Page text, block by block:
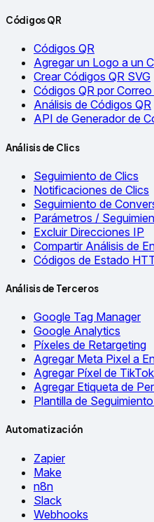
Códigos QR
Códigos QR
Agregar un Logo a un
Crear Códigos QR SVG
Códigos QR por
Análisis de Códigos QR
API de Generador de
Análisis de Clics
Seguimiento de Clics
Notificaciones de Clics
Seguimiento de
Parámetros /
Excluir Direcciones IP
Compartir Análisis de
Códigos de Estado
Análisis de Terceros
Google Tag Manager
Google Analytics
Píxeles de Retargeting
Agregar Meta Pixel a
Agregar Píxel de
Agregar Etiqueta de
Plantilla de
Automatización
Zapier
Make
n8n
Slack
Webhooks